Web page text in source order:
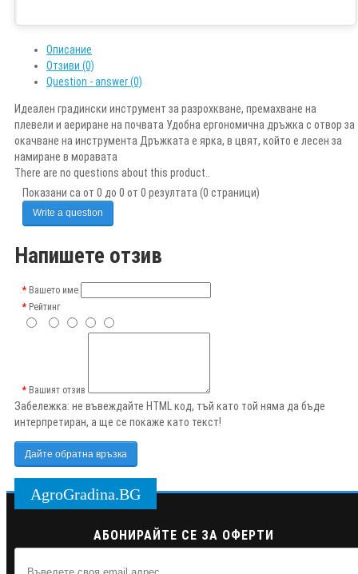
Описание
Отзиви (0)
Question - answer (0)
Идеален градински инструмент за разрохкване, премахване на
плевели и аериране на почвата Удобна ергономична дръжка с отвор за
окачване на инструмента Дръжката е ярка, в цвят, който е лесен за
намиране в моравата
There are no questions about this product..
Показани са от 0 до 0 от 0 резултата (0 страници)
Write a question
Напишете отзив
Вашето име
Рейтинг
Вашият отзив
Забележка: не въвеждайте HTML код, тъй като той няма да бъде
интерпретиран, а ще се покаже като текст!
Дайте обратна връзка
AgroGradina.BG
АБОНИРАЙТЕ СЕ ЗА ОФЕРТИ